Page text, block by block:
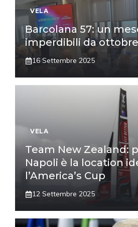
VELA
Barcolana 57: un
imperdibili da ottobre
16 Settembre 2025
VELA
Team New Zealand:
Napoli è la location
l’America’s Cup
12 Settembre 2025